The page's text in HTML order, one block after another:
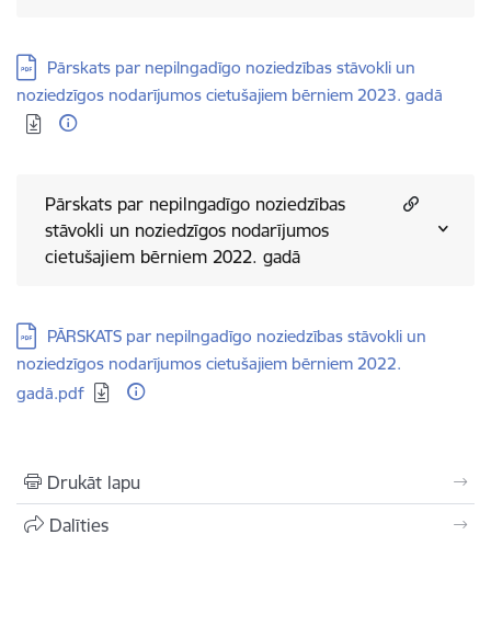
Lejupielādēt:
Pārskats par nepilngadīgo noziedzības stāvokli un
noziedzīgos nodarījumos cietušajiem bērniem 2023. gadā
Pārskats par nepilngadīgo noziedzības
stāvokli un noziedzīgos nodarījumos
cietušajiem bērniem 2022. gadā
Lejupielādēt:
PĀRSKATS par nepilngadīgo noziedzības stāvokli un
noziedzīgos nodarījumos cietušajiem bērniem 2022.
gadā.pdf
Drukāt lapu
Dalīties